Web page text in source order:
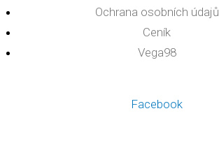
Ochrana osobních údajů
Ceník
Vega98
Facebook